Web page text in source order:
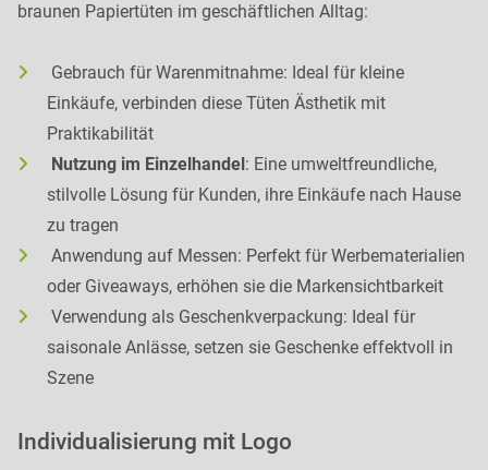
braunen Papiertüten im geschäftlichen Alltag:
Gebrauch für Warenmitnahme: Ideal für kleine
Einkäufe, verbinden diese Tüten Ästhetik mit
Praktikabilität
Nutzung im Einzelhandel : Eine umweltfreundliche,
stilvolle Lösung für Kunden, ihre Einkäufe nach Hause
zu tragen
Anwendung auf Messen: Perfekt für Werbematerialien
oder Giveaways, erhöhen sie die Markensichtbarkeit
Verwendung als Geschenkverpackung: Ideal für
saisonale Anlässe, setzen sie Geschenke effektvoll in
Szene
Individualisierung mit Logo